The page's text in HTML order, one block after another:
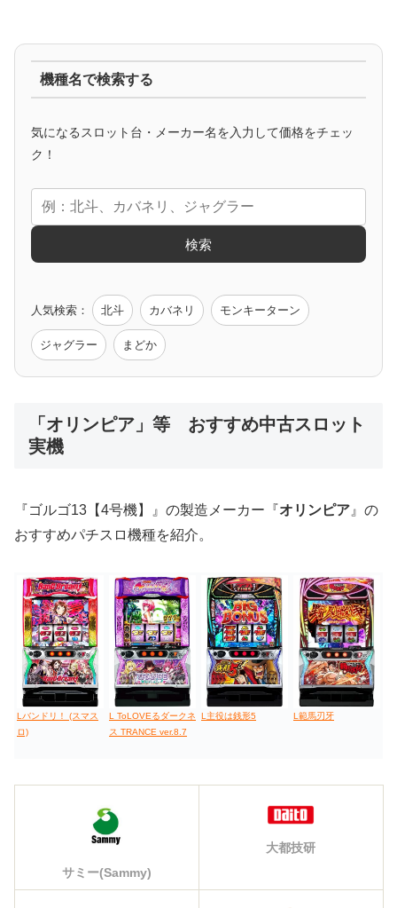
マイジャグ ファンキー アイム ゴージャグ ハッピー
アニメタイアップ
エヴァ コードギアス 化物語 炎炎ノ消防隊
モンハン バイオ ペルソナ
値下げ台
機種名で検索する
気になるスロット台・メーカー名を入力して価格をチェッ
ク！
検索
人気検索： 北斗 カバネリ モンキーターン
ジャグラー まどか
「オリンピア」等 おすすめ中古スロット
実機
『ゴルゴ13【4号機】』の製造メーカー『オリンピア 』の
おすすめパチスロ機種を紹介。
Lバンドリ！ (スマス
ロ)
L ToLOVEるダークネ
ス TRANCE ver.8.7
L主役は銭形5 L範馬刃牙
サミー(Sammy)
大都技研